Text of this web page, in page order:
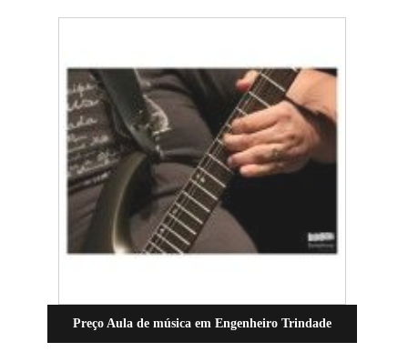
Preço Aula de música em Engenheiro Trindade